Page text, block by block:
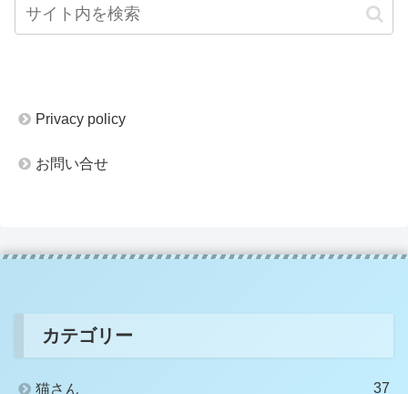
Privacy policy
お問い合せ
カテゴリー
猫さん 37